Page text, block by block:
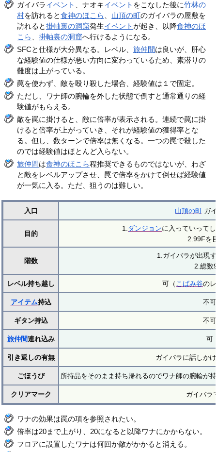
ガイバライベント 、ナオキイベント をこなした後に竹林の
村を訪れると食神のほこら 山頂の町のガイバラの屋敷を
訪れると掛軸裏の洞窟発生イベント が起き、以降食神のほ
こら
、掛軸裏の洞窟へ行けるようになる。
SFCと仕様が大分異なる。レベル、旅仲間は良いが、肝心
な経験値の仕様が悪い方向に変わっているため、素潜りの
難度は上がっている。
罠を使わず、敵を殴り殺した場合、経験値は１で固定。
ただし、ワナ師の腕輪を外した状態で倒すと通常通りの経
験値がもらえる。
敵を罠に掛けると、敵に倍率が表示される。連続で罠に掛
けると倍率が上がっていき、それが経験値の獲得率とな
る。但し、数ターンで倍率は無くなる。一つの罠で殺した
のでは経験値はほとんど入らない。
旅仲間は食神のほこら程推奨できるものではないが、わざ
と敵をレベルアップさせ、罠で倍率をかけて倒せば経験値
が一気に入る。ただ、狙うのは難しい。
入口 山頂の町 ガ
目的
1. ダンジョンに入っていって
2.99Fを
階数
1.ガイバラが出現
2.総数
レベル持ち越し 可（ こばみ谷の
アイテム持込 不可
ギタン持込 不可
旅仲間連れ込み 可
引き返しの有無 ガイバラに話しか
ごほうび 所持品をそのまま持ち帰れるのでワナ師の腕輪が
クリアマーク ガイバラ
ワナの効果は罠の項を参照されたい。
倍率は20まで上がり、20になると以降ワナにかからない。
フロアに設置したワナは何回か敵がかかると消える。